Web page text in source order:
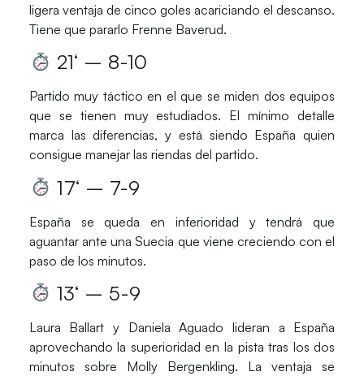
ligera ventaja de cinco goles acariciando el descanso.
Tiene que pararlo Frenne Baverud.
21‘ – 8-10
Partido muy táctico en el que se miden dos equipos
que se tienen muy estudiados. El mínimo detalle
marca las diferencias, y está siendo España quien
consigue manejar las riendas del partido.
17‘ – 7-9
España se queda en inferioridad y tendrá que
aguantar ante unaSuecia que viene creciendo con el
paso de los minutos.
13‘ – 5-9
Laura Ballart y Daniela Aguado lideran a España
aprovechando la superioridad en la pista tras los dos
minutos sobre Molly Bergenkling. La ventaja se